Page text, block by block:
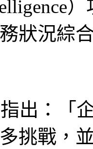
狀況綜
出：「
挑戰，